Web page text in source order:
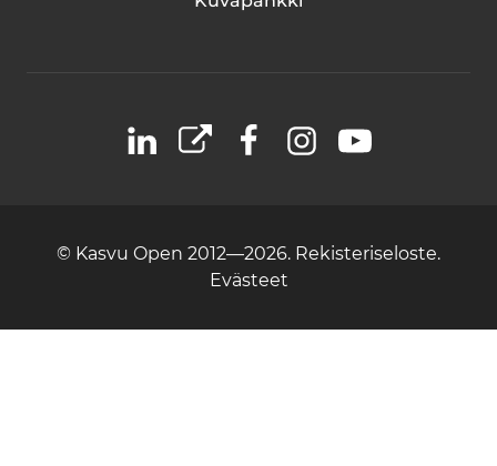
LinkedIn
X FacebookInstagramYouTube
© Kasvu Open 2012—2026. Rekisteriseloste.
Evästeet